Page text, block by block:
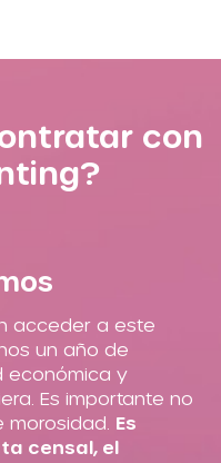
con
acceder a este
un año de
económica y
Es importante no
Es
censal, el